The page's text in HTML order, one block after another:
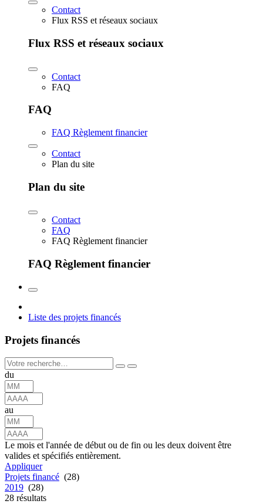
Contact
Flux RSS et réseaux sociaux
Flux RSS et réseaux sociaux
Contact
FAQ
FAQ
FAQ Règlement financier
Contact
Plan du site
Plan du site
Contact
FAQ
FAQ Règlement financier
FAQ Règlement financier
Liste des projets financés
Projets financés
du
au
Le mois et l'année de début ou de fin ou les deux doivent être
valides et spécifiés entièrement.
Appliquer
Projets financé (28)
2019 (28)
28 résultats